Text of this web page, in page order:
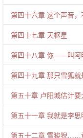
第四十六章 这个声音，
第四十七章 天枢星
第四十八章 你——叫阿
第四十九章 那只雪狐
第五十章 卢阳城估计要
第五十一章 我就是李思
第五十二章 雪狻猊……